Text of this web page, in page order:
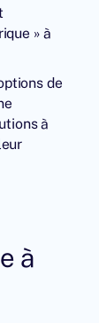
» à
de
à
à